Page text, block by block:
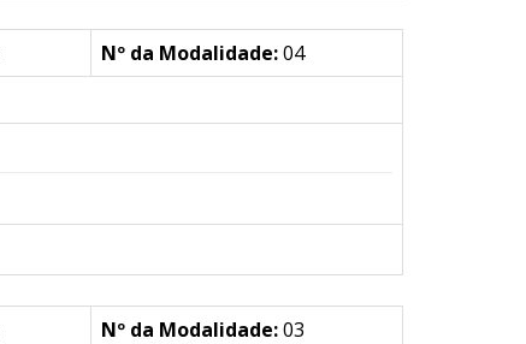
Nº da Modalidade:04
Nº da Modalidade:03